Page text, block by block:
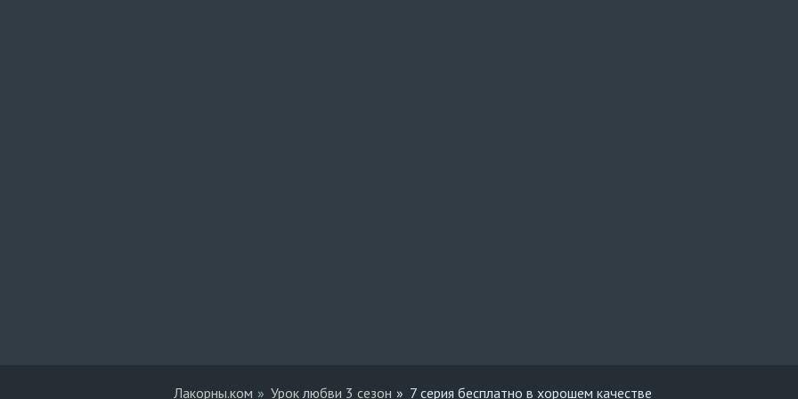
Лакорны.ком Урок любви 3 сезон 7 серия бесплатно в хорошем качестве